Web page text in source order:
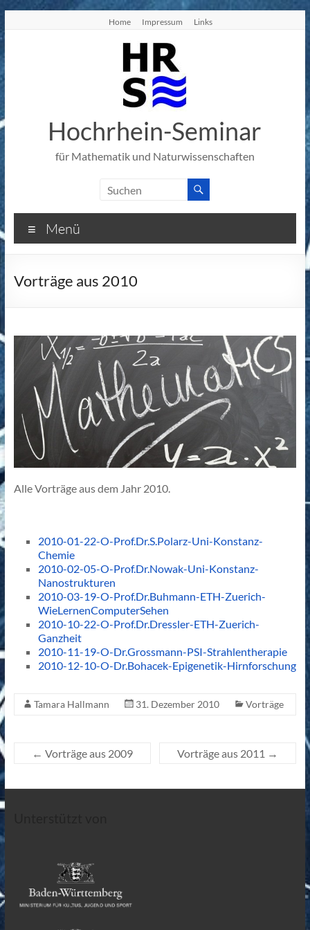
Inhalt
Home Impressum Links
Hochrhein-Seminar
für Mathematik und Naturwissenschaften
Menü
Vorträge aus 2010
Alle Vorträge aus dem Jahr 2010.
2010-01-22-O-Prof.Dr.S.Polarz-Uni-Konstanz-
Chemie
2010-02-05-O-Prof.Dr.Nowak-Uni-Konstanz-
Nanostrukturen
2010-03-19-O-Prof.Dr.Buhmann-ETH-Zuerich-
WieLernenComputerSehen
2010-10-22-O-Prof.Dr.Dressler-ETH-Zuerich-
Ganzheit
2010-11-19-O-Dr.Grossmann-PSI-Strahlentherapie
2010-12-10-O-Dr.Bohacek-Epigenetik-Hirnforschung
Tamara Hallmann 31. Dezember 2010 Vorträge
← Vorträge aus 2009 Vorträge aus 2011 →